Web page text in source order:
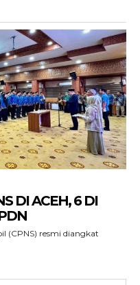
DI ACEH, 6 DI
(CPNS) resmi diangkat